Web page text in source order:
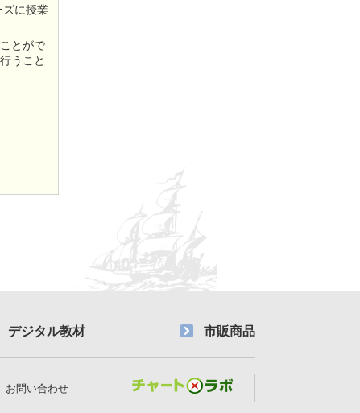
ズに授業
とがで
うこと
デジタル教材 市販商品
お問い合わせ